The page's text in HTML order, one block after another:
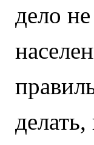
дело